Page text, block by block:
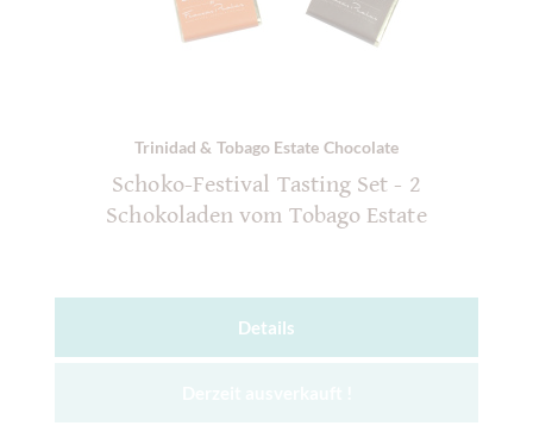
Trinidad & Tobago Estate Chocolate
Schoko-Festival Tasting Set - 2
Schokoladen vom Tobago Estate
Details